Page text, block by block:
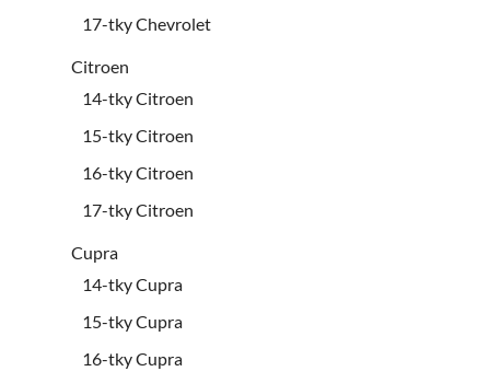
17-tky Chevrolet
Citroen
14-tky Citroen
15-tky Citroen
16-tky Citroen
17-tky Citroen
Cupra
14-tky Cupra
15-tky Cupra
16-tky Cupra